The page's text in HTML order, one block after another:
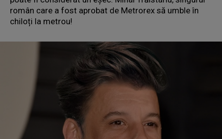
român care a fost aprobat de Metrorex să umble în
chiloți la metrou!